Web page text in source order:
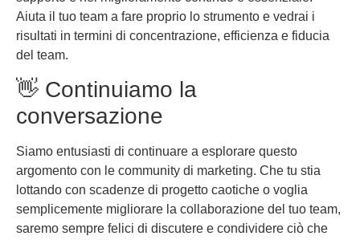
Aiuta il tuo team a fare proprio lo strumento e vedrai i
risultati in termini di concentrazione, efficienza e fiducia
del team.
👋 Continuiamo la
conversazione
Siamo entusiasti di continuare a esplorare questo
argomento con le community di marketing. Che tu stia
lottando con scadenze di progetto caotiche o voglia
semplicemente migliorare la collaborazione del tuo team,
saremo sempre felici di discutere e condividere ciò che